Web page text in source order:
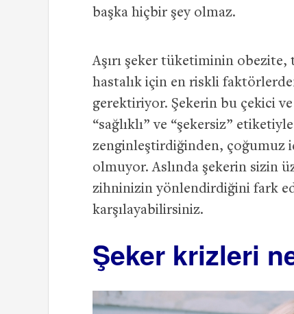
başka hiçbir şey olmaz.
Aşırı şeker tüketiminin
hastalık için en riskli
gerektiriyor. Şekerin bu çekici
“sağlıklı” ve “şekersiz”
zenginleştirdiğinden, çoğumuz
olmuyor. Aslında şekerin sizin
zihninizin yönlendirdiğini fark
karşılayabilirsiniz.
Şeker krizleri